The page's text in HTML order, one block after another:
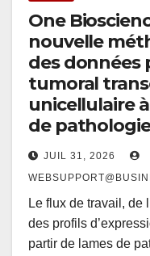
One
nouvelle
des données
tumoral
unicellulaire
de
JUIL 31, 2026
Le flux de travail, de
des profils
partir de lames de